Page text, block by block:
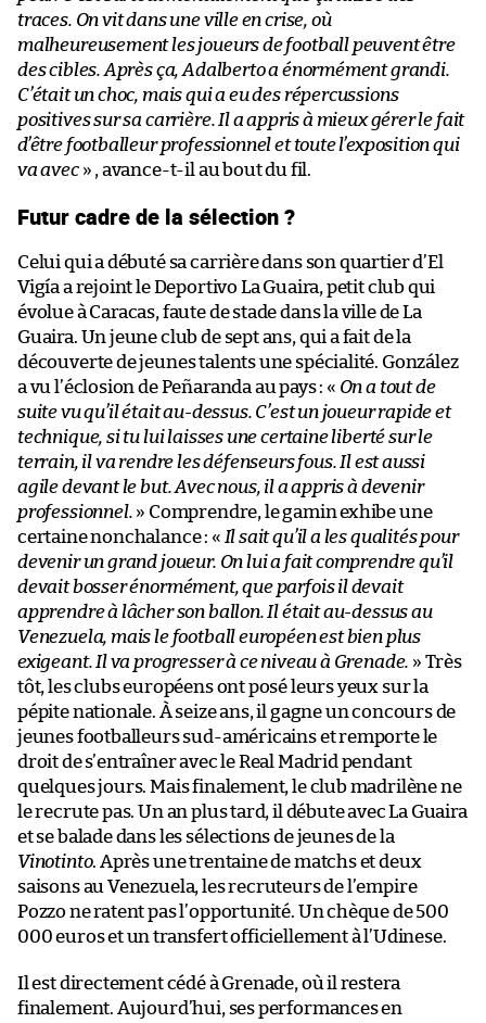
traces. On vit dans une ville en crise, où
malheureusement les joueurs de football peuvent être
des cibles. Après ça, Adalberto a énormément grandi.
C’était un choc, mais qui a eu des répercussions
positives sur sa carrière. Il a appris à mieux gérer le fait
d’être footballeur professionnel et toute l’exposition qui
va avec» , avance-t-il au bout du fil.
Futur cadre de la sélection ?
Celui qui a débuté sa carrière dans son quartier d’El
Vigía a rejoint le Deportivo La Guaira, petit club qui
évolue à Caracas, faute de stade dans la ville de La
Guaira. Un jeune club de sept ans, qui a fait de la
découverte de jeunes talents une spécialité. González
a vu l’éclosion de Peñaranda au pays : « On a tout de
suite vu qu’il était au-dessus. C’est un joueur rapide et
technique, si tu lui laisses une certaine liberté sur le
terrain, il va rendre les défenseurs fous. Il est aussi
agile devant le but. Avec nous, il a appris à devenir
professionnel. » Comprendre, le gamin exhibe une
certaine nonchalance : « Il sait qu’il a les qualités pour
devenir un grand joueur. On lui a fait comprendre qu’il
devait bosser énormément, que parfois il devait
apprendre à lâcher son ballon. Il était au-dessus au
Venezuela, mais le football européen est bien plus
exigeant. Il va progresser à ce niveau à Grenade. » Très
tôt, les clubs européens ont posé leurs yeux sur la
pépite nationale. À seize ans, il gagne un concours de
jeunes footballeurs sud-américains et remporte le
droit de s’entraîner avec le Real Madrid pendant
quelques jours. Mais finalement, le club madrilène ne
le recrute pas. Un an plus tard, il débute avec La Guaira
et se balade dans les sélections de jeunes de la
Vinotinto. Après une trentaine de matchs et deux
saisons au Venezuela, les recruteurs de l’empire
Pozzo ne ratent pas l’opportunité. Un chèque de 500
000 euros et un transfert officiellement à l’Udinese.
Il est directement cédé à Grenade, où il restera
finalement. Aujourd’hui, ses performances en